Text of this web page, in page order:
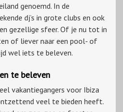
genoemd. In de
dj’s in grote clubs en ook
gezellige sfeer. Of je nu tot in
of liever naar een pool- of
wel iets te beleven.
te beleven
vakantiegangers voor Ibiza
veel te bieden heeft.